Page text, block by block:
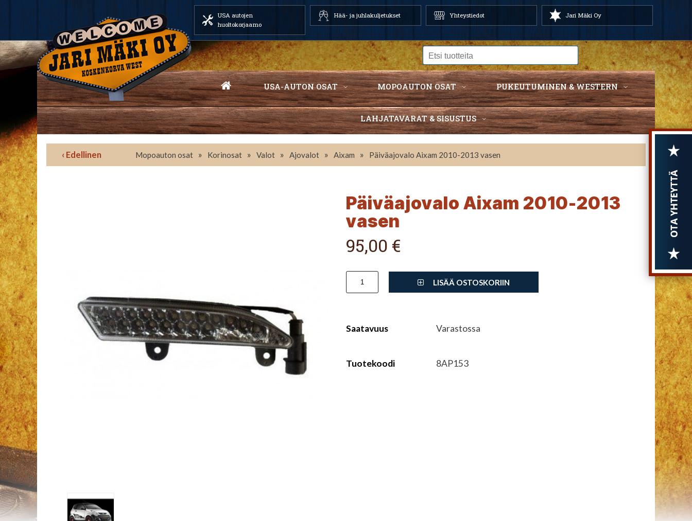
USA autojen
huoltokorjaamo
Hää- ja juhlakuljetukset Yhteystiedot Jari Mäki Oy
USA-AUTON OSAT MOPOAUTON OSAT PUKEUTUMINEN & WESTERN
LAHJATAVARAT & SISUSTUS
‹ Edellinen Mopoauton osat » Korinosat » Valot » Ajovalot » Aixam » Päiväajovalo Aixam 2010-2013 vasen
Päiväajovalo Aixam 2010-2013
vasen
95,00 €
LISÄÄ OSTOSKORIIN
Saatavuus Varastossa
Tuotekoodi 8AP153